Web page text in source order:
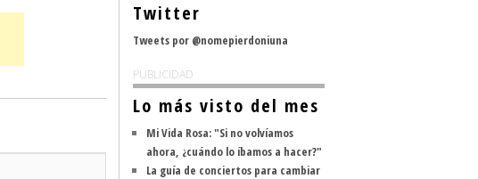
Twitter
Tweets por @nomepierdoniuna
PUBLICIDAD
Lo más visto del mes
Mi Vida Rosa: "Si no volvíamos
ahora, ¿cuándo lo íbamos a hacer?"
La guía de conciertos para cambiar